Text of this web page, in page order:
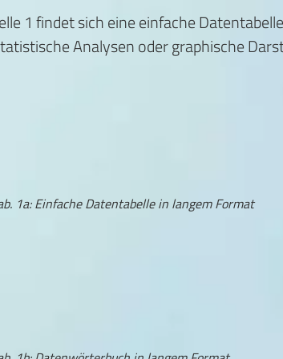
1 findet sich eine einfache
Analysen oder graphische
1a: Einfache Datentabelle in langem Format